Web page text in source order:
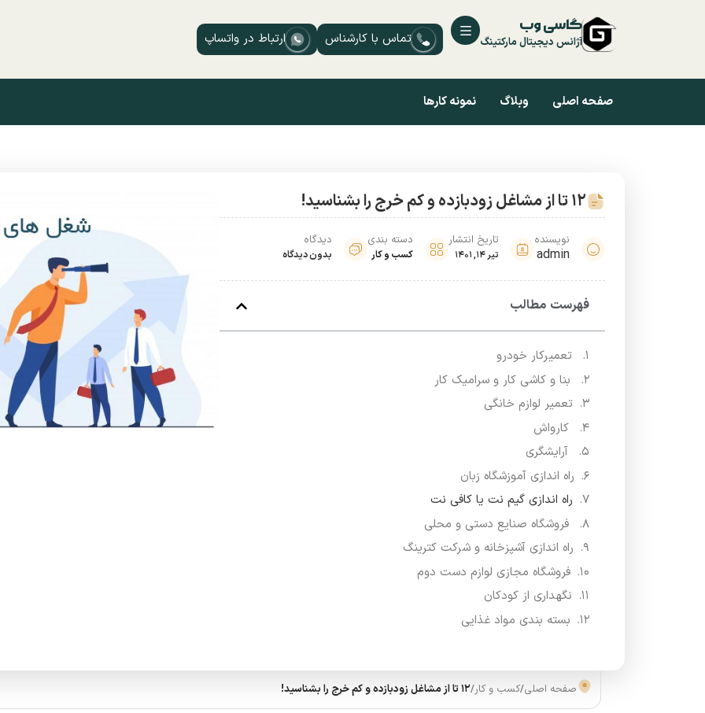
گاسی وب
آژانس دیجیتال مارکتینگ تماس با کارشناس ارتباط در واتساپ
صفحه اصلی وبلاگ نمونه کارها
12 تا از مشاغل زودبازده و کم خرج را بشناسید!
نویسنده
admin
تاریخ انتشار
تیر 14, 1401
دسته بندی
کسب و کار
دیدگاه
بدون دیدگاه
فهرست مطالب
تعمیرکار خودرو
بنا و کاشی کار و سرامیک کار
تعمیر لوازم خانگی
کارواش
آرایشگری
راه اندازی آموزشگاه زبان
راه اندازی گیم نت یا کافی نت
فروشگاه صنایع دستی و محلی
راه اندازی آشپزخانه و شرکت کترینگ
فروشگاه مجازی لوازم دست دوم
نگهداری از کودکان
بسته بندی مواد غذایی
صفحه اصلی/کسب و کار/12 تا از مشاغل زودبازده و کم خرج را بشناسید!